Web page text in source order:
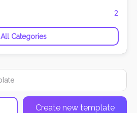
2
All Categories
Create new template